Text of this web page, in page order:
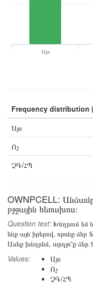
Այո
Frequency distribution
Այո
Ոչ
ՉԳ/ՀՊ
OWNPCELL:
բջջային հեռախոս։
Question text: Խնդրում եմ
ենք այն իրերով, որոնք ձեր
Ասեք խնդրեմ, արդյո՞ք ձեր
Values:
Այո
Ոչ
ՉԳ/ՀՊ